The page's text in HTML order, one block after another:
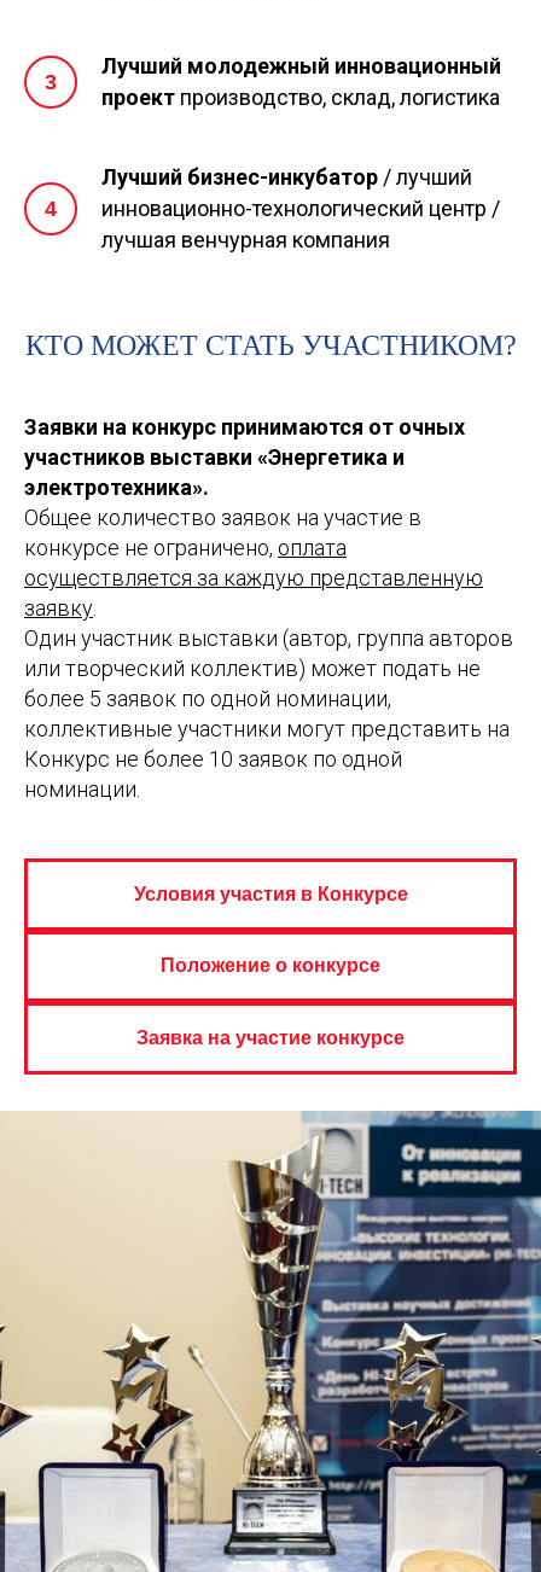
Лучший молодежный инновационный
проект производство, склад, логистика
Лучший бизнес-инкубатор / лучший
инновационно-технологический центр /
лучшая венчурная компания
КТО МОЖЕТ СТАТЬ УЧАСТНИКОМ?
Заявки на конкурс принимаются от очных
участников выставки «Энергетика и
электротехника».
Общее количество заявок на участие в
конкурсе не ограничено, оплата
осуществляется за каждую представленную
заявку
Один участник выставки (автор, группа авторов
или творческий коллектив) может подать не
более 5 заявок по одной номинации,
коллективные участники могут представить на
Конкурс не более 10 заявок по одной
номинации.
Условия участия в Конкурсе
Положение о конкурсе
Заявка на участие конкурсе